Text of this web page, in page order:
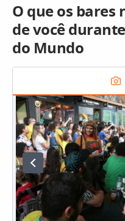
O que os bares
de você
do Mundo